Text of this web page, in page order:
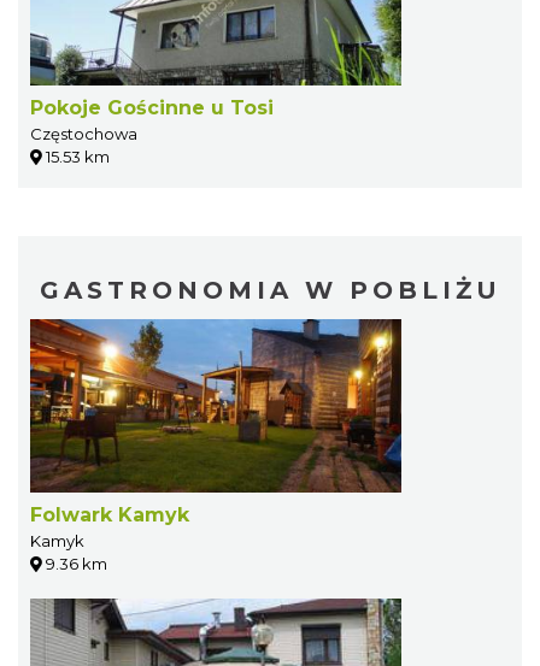
Pokoje Gościnne u Tosi
Częstochowa
15.53 km
GASTRONOMIA W POBLIŻU
Folwark Kamyk
Kamyk
9.36 km